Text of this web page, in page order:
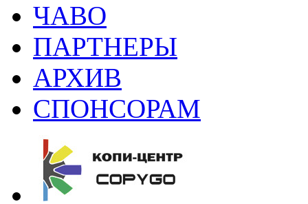
ЧАВО
ПАРТНЕРЫ
АРХИВ
СПОНСОРАМ